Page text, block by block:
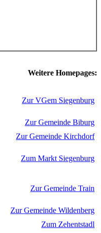
Weitere Homepages:
Zur VGem Siegenburg
Zur Gemeinde Biburg
Zur Gemeinde Kirchdorf
Zum Markt Siegenburg
Zur Gemeinde Train
Zur Gemeinde Wildenberg
Zum Zehentstadl